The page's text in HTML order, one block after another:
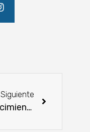
Siguiente
Conocimientos esenciales para el correcto manejo del ganado